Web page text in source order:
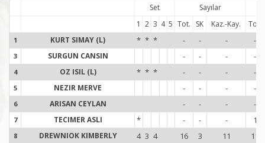
Set Sayılar
1 2 3 4 5 Tot. SK Kaz.-Kay. Tot.
1 KURT SIMAY (L) * * * - - - -
3 SURGUN CANSIN - - - -
4 OZ ISIL (L) * * * - - - -
5 NEZIR MERVE - - - -
6 ARISAN CEYLAN - - - -
7 TECIMER ASLI * - - - 1
8 DREWNIOK KIMBERLY 4 3 4 16 3 11 11